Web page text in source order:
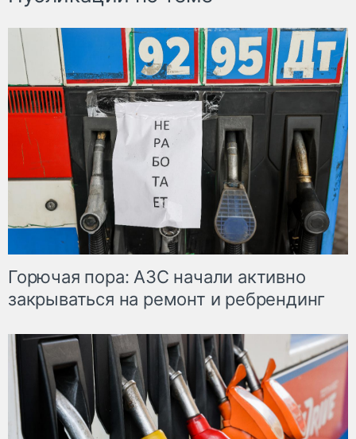
Горючая пора: АЗС начали активно
закрываться на ремонт и ребрендинг